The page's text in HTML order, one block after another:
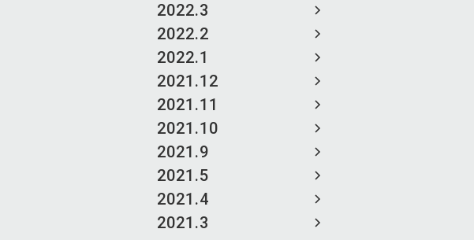
2022.3
2022.2
2022.1
2021.12
2021.11
2021.10
2021.9
2021.5
2021.4
2021.3